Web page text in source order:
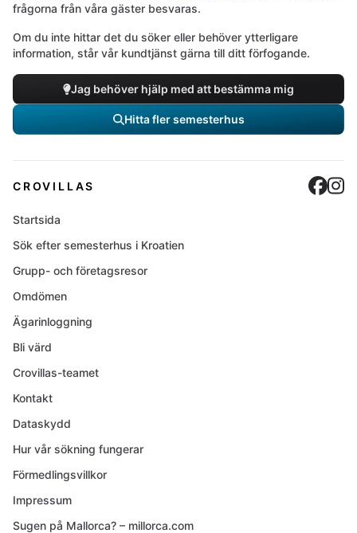
frågorna från våra gäster besvaras.
Om du inte hittar det du söker eller behöver ytterligare
information, står vår kundtjänst gärna till ditt förfogande.
Jag behöver hjälp med att bestämma mig
Hitta fler semesterhus
CROVILLAS
Startsida
Sök efter semesterhus i Kroatien
Grupp- och företagsresor
Omdömen
Ägarinloggning
Bli värd
Crovillas-teamet
Kontakt
Dataskydd
Hur vår sökning fungerar
Förmedlingsvillkor
Impressum
Sugen på Mallorca? – millorca.com